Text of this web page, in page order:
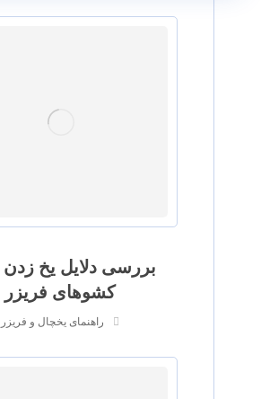
بررسی دلایل یخ
کشوهای فریزر
راهنمای یخچال و فریزر